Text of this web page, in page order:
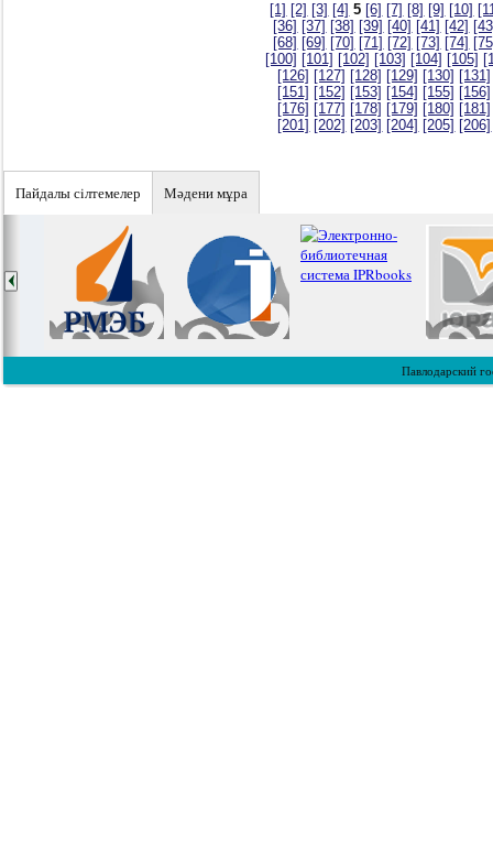
[1] [2] [3] [4] 5 [6] [7] [8] [9] [10]
[36] [37] [38] [39] [40] [41] [42]
[68] [69] [70] [71] [72] [73] [74]
[100] [101] [102] [103] [104] [105]
[126] [127] [128] [129] [130] [131]
[151] [152] [153] [154] [155] [156]
[176] [177] [178] [179] [180] [181]
[201] [202] [203] [204] [205] [206]
Пайдалы сiлтемелер Мәдени мұра
Павлодарский